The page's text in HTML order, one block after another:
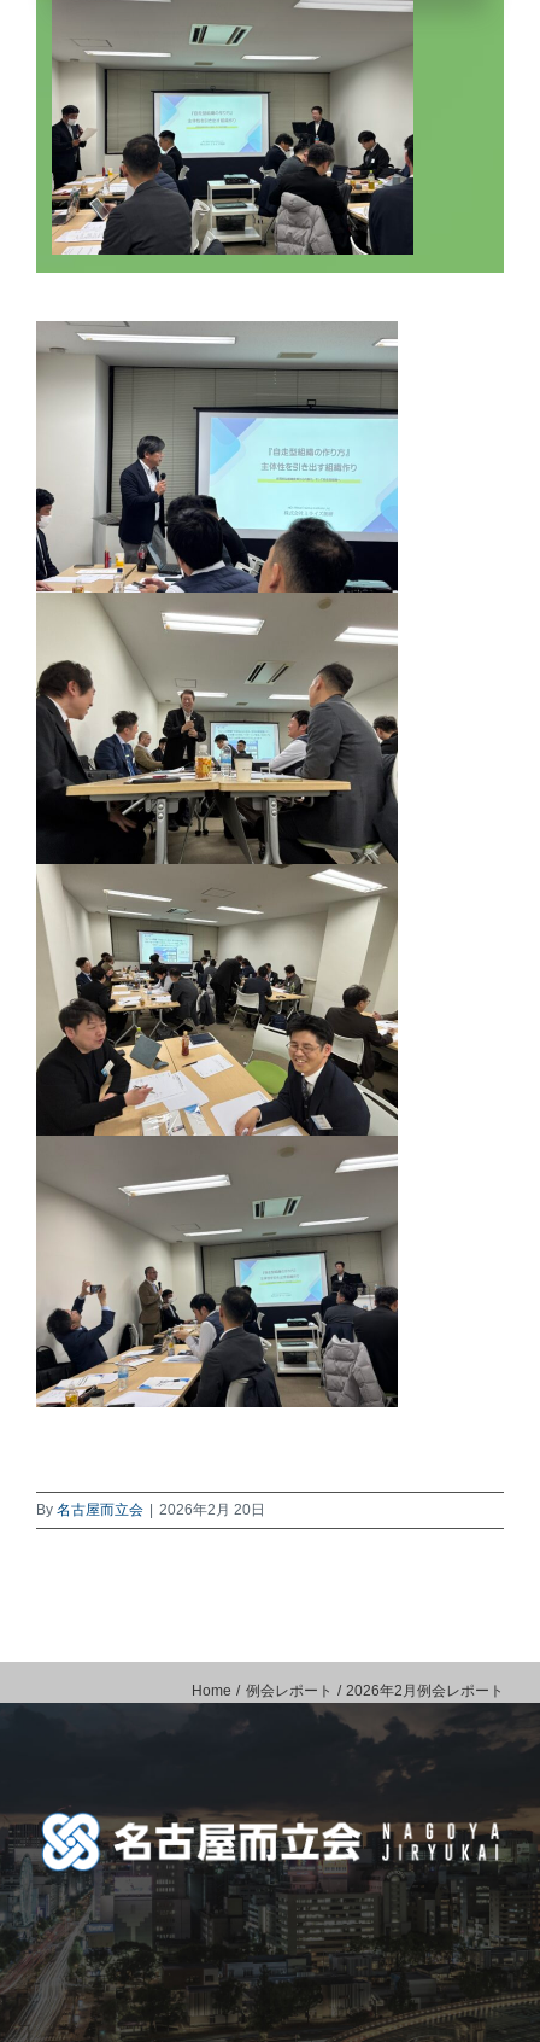
By 名古屋而立会 | 2026年2月 20日
Home 例会レポート 2026年2月例会レポート